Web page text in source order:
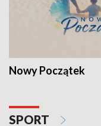
Nowy Początek
SPORT